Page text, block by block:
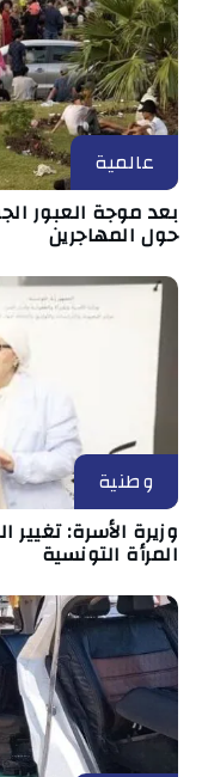
عالمية
بعد موجة العبور
حول المهاجرين
وطنية
وزيرة الأسرة:
المرأة التونسية